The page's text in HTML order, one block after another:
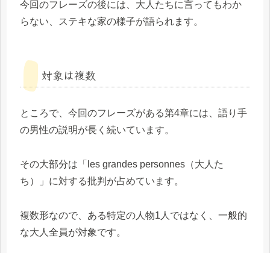
今回のフレーズの後には、大人たちに言ってもわか
らない、ステキな家の様子が語られます。
対象は複数
ところで、今回のフレーズがある第4章には、語り手
の男性の説明が長く続いています。
その大部分は「les grandes personnes（大人た
ち）」に対する批判が占めています。
複数形なので、ある特定の人物1人ではなく、一般的
な大人全員が対象です。